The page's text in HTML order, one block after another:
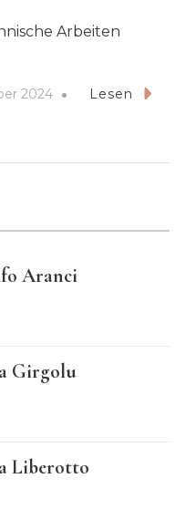
Arbeiten
2024 Lesen
Aranci
Girgolu
Liberotto